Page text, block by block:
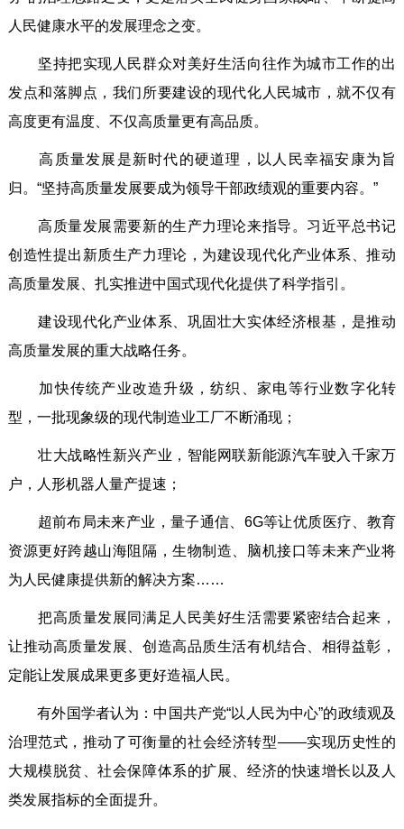
人民健康水平的发展理念之变。
坚持把实现人民群众对美好生活向往作为城市工作的出
发点和落脚点，我们所要建设的现代化人民城市，就不仅有
高度更有温度、不仅高质量更有高品质。
高质量发展是新时代的硬道理，以人民幸福安康为旨
归。“坚持高质量发展要成为领导干部政绩观的重要内容。”
高质量发展需要新的生产力理论来指导。习近平总书记
创造性提出新质生产力理论，为建设现代化产业体系、推动
高质量发展、扎实推进中国式现代化提供了科学指引。
建设现代化产业体系、巩固壮大实体经济根基，是推动
高质量发展的重大战略任务。
加快传统产业改造升级，纺织、家电等行业数字化转
型，一批现象级的现代制造业工厂不断涌现；
壮大战略性新兴产业，智能网联新能源汽车驶入千家万
户，人形机器人量产提速；
超前布局未来产业，量子通信、6G等让优质医疗、教育
资源更好跨越山海阻隔，生物制造、脑机接口等未来产业将
为人民健康提供新的解决方案……
把高质量发展同满足人民美好生活需要紧密结合起来，
让推动高质量发展、创造高品质生活有机结合、相得益彰，
定能让发展成果更多更好造福人民。
有外国学者认为：中国共产党“以人民为中心”的政绩观及
治理范式，推动了可衡量的社会经济转型——实现历史性的
大规模脱贫、社会保障体系的扩展、经济的快速增长以及人
类发展指标的全面提升。